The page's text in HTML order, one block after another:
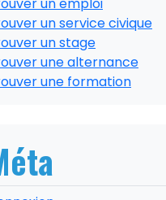
un service civique
un stage
une alternance
une formation